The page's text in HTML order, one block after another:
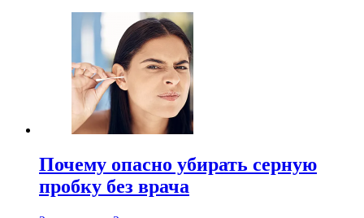
Почему опасно убирать серную
пробку без врача